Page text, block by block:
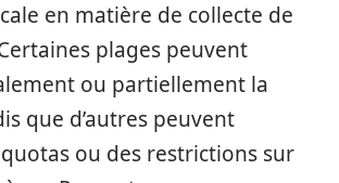
en matière de collecte de
plages peuvent
ou partiellement la
que d’autres peuvent
ou des restrictions sur